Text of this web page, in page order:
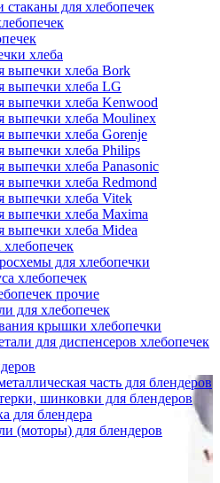
для хлебопечек
хлеба
выпечки хлеба Bork
выпечки хлеба LG
хлеба Kenwood
выпечки хлеба Moulinex
хлеба Gorenje
хлеба Philips
хлеба Panasonic
хлеба Redmond
выпечки хлеба Vitek
хлеба Maxima
хлеба Midea
для хлебопечки
хлебопечек
прочие
для хлебопечек
крышки хлебопечки
для диспенсеров хлебопечек
часть для блендеров
шинковки для блендеров
для блендера
(моторы) для блендеров